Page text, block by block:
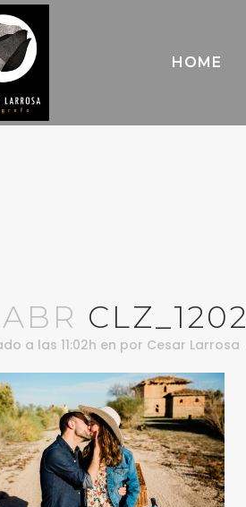
HOME
CLZ_1202
a las 11:02h en por Cesar Larrosa